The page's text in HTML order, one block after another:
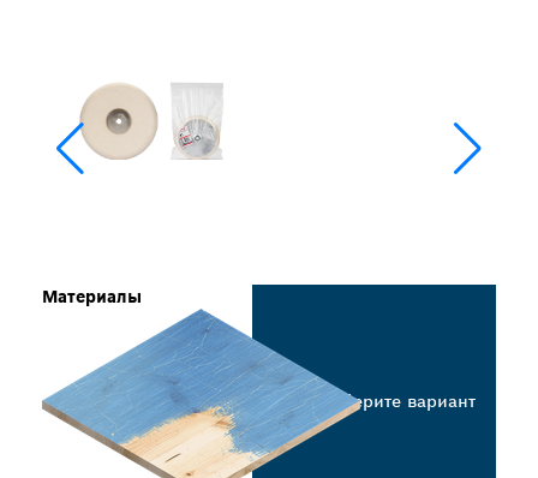
Материалы
Выберите вариант